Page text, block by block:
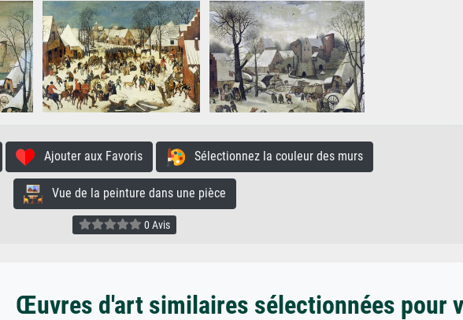
Ajouter aux Favoris Sélectionnez la couleur des murs
Vue de la peinture dans une pièce
0 Avis
Œuvres d'art similaires sélectionnées pour